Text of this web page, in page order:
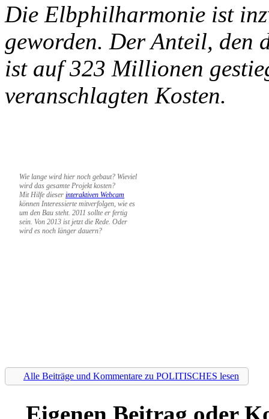
Die Elbphilharmonie ist
geworden. Der Anteil, den
ist auf 323 Millionen
veranschlagten Kosten.
Wie lange wird hier noch gebaut? Wieviel
wird das gesamte Projekt kosten?
Mit Hilfe dieser interaktiven Webcam
können Interessierte mitverfolgen, wie es
um den Bau steht. 2011 sollte er fertig
sein. Von 2013 ist jetzt die Rede. Oder
wird es noch länger dauern?
Alle Beiträge und Kommentare zu POLITISCHES lesen
Eigenen Beitrag oder